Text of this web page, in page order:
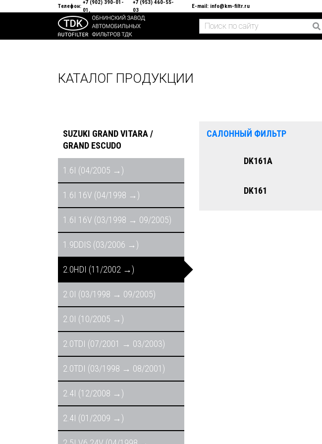
Телефон:
+7 (902) 390-01-
01
+7 (953) 460-55-
03
E-mail: info@km-filtr.ru
КАТАЛОГ ПРОДУКЦИИ
SUZUKI GRAND VITARA /
GRAND ESCUDO
1.6I (04/2005 →)
1.6I 16V (04/1998 →)
1.6I 16V (03/1998 → 09/2005)
1.9DDIS (03/2006 →)
2.0HDI (11/2002 →)
2.0I (03/1998 → 09/2005)
2.0I (10/2005 →)
2.0TDI (07/2001 → 03/2003)
2.0TDI (03/1998 → 08/2001)
2.4I (12/2008 →)
2.4I (01/2009 →)
САЛОННЫЙ ФИЛЬТР
DK161А
DK161